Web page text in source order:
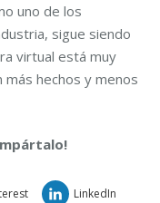
uno de los
sigue siendo
virtual está muy
hechos y menos
LinkedIn